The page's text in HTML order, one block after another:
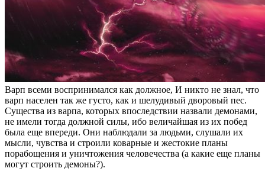
Варп всеми воспринимался как должное, И никто не знал, что
варп населен так же густо, как и шелудивый дворовый пес.
Существа из варпа, которых впоследствии назвали демонами,
не имели тогда должной силы, ибо величайшая из их побед
была еще впереди. Они наблюдали за людьми, слушали их
мысли, чувства и строили коварные и жестокие планы
порабощения и уничтожения человечества (а какие еще планы
могут строить демоны?).